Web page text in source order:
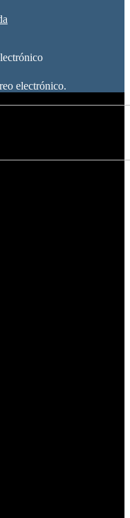
electrónico.